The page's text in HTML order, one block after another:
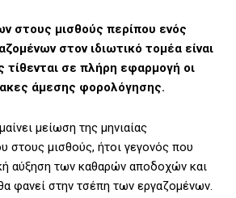
στους μισθούς περίπου ενός
στον ιδιωτικό τομέα είναι
σε πλήρη εφαρμογή οι
άμεσης φορολόγησης.
μείωση της μηνιαίας
στους μισθούς, ήτοι γεγονός που
αύξηση των καθαρών αποδοχών και
φανεί στην τσέπη των εργαζομένων.